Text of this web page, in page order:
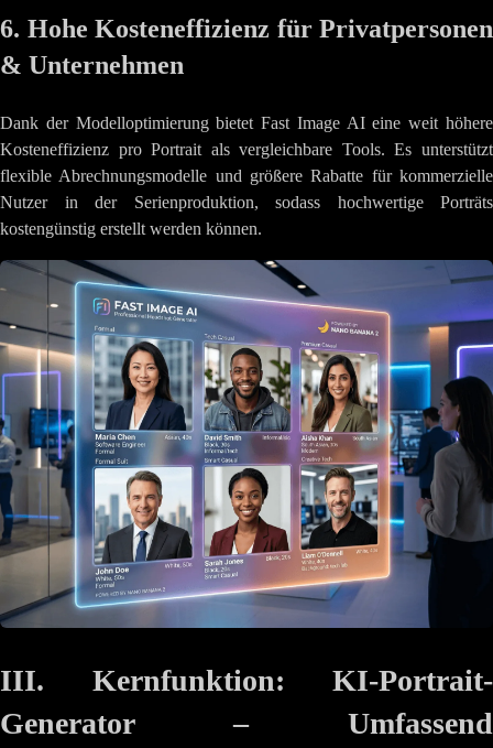
6. Hohe Kosteneffizienz für Privatpersonen
& Unternehmen
Dank der Modelloptimierung bietet Fast Image AI eine weit höhere
Kosteneffizienz pro Portrait als vergleichbare Tools. Es unterstützt
flexible Abrechnungsmodelle und größere Rabatte für kommerzielle
Nutzer in der Serienproduktion, sodass hochwertige Porträts
kostengünstig erstellt werden können.
III. Kernfunktion: KI-Portrait-
Generator – Umfassend